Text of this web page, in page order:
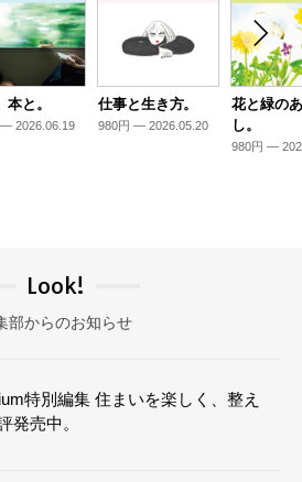
本と。
2026.06.19
仕事と生き方。
980円 — 2026.05.20
花と緑の
し。
980円 —
Look!
部からのお知らせ
特別編集 住まいを楽しく、整え
発売中。